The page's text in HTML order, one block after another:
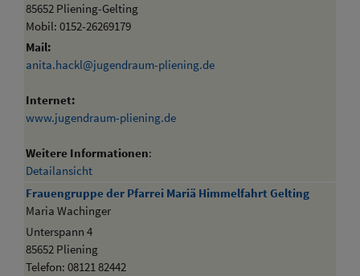
85652 Pliening-Gelting
Mobil: 0152-26269179
Mail:
anita.hackl@jugendraum-pliening.de
Internet:
www.jugendraum-pliening.de
Weitere Informationen:
Detailansicht
Frauengruppe der Pfarrei Mariä Himmelfahrt Gelting
Maria Wachinger
Unterspann 4
85652 Pliening
Telefon: 08121 82442